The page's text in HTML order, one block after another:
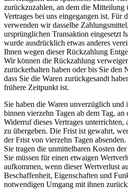
zurückzuzahlen, an dem die Mitteilung
Vertrages bei uns eingegangen ist. Für
verwenden wir dasselbe
ursprünglichen Transaktion eingesetzt
wurde ausdrücklich etwas anderes
Ihnen wegen dieser Rückzahlung
Wir können die Rückzahlung
zurückerhalten haben oder bis Sie den
dass Sie die Waren zurückgesandt
frühere Zeitpunkt ist.
Sie haben die Waren unverzüglich und
binnen vierzehn Tagen ab dem Tag, an
Widerruf dieses Vertrages unterrichten,
zu übergeben. Die Frist ist gewahrt,
der Frist von vierzehn Tagen absenden.
Sie tragen die unmittelbaren Kosten
Sie müssen für einen etwaigen
aufkommen, wenn dieser Wertverlust
Beschaffenheit, Eigenschaften und
notwendigen Umgang mit ihnen